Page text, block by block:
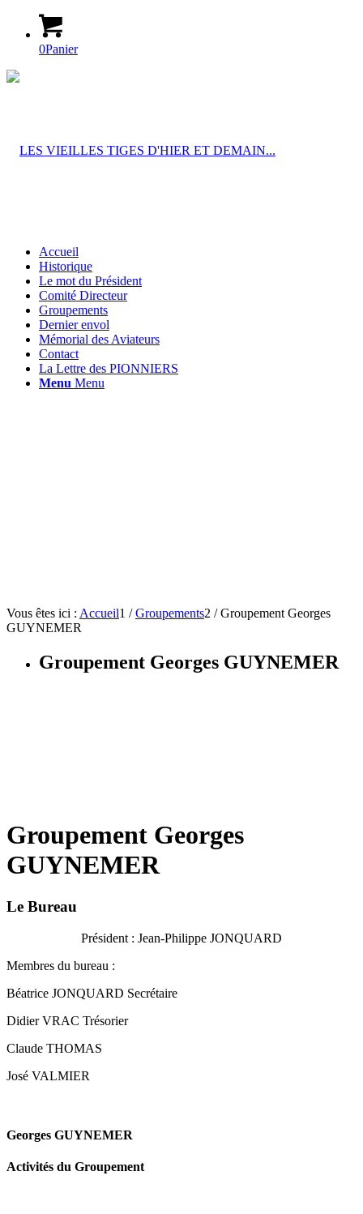
0Panier
Accueil
Historique
Le mot du Président
Comité Directeur
Groupements
Dernier envol
Mémorial des Aviateurs
Contact
La Lettre des PIONNIERS
Menu Menu
Vous êtes ici : Accueil1 / Groupements2 / Groupement Georges
GUYNEMER
Groupement Georges GUYNEMER
Groupement Georges
GUYNEMER
Le Bureau
Président : Jean-Philippe JONQUARD
Membres du bureau :
Béatrice JONQUARD Secrétaire
Didier VRAC Trésorier
Claude THOMAS
José VALMIER
Georges GUYNEMER
Activités du Groupement